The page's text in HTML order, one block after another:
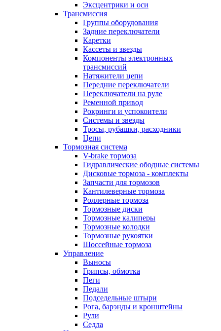
Эксцентрики и оси
Трансмиссия
Группы оборудования
Задние переключатели
Каретки
Кассеты и звезды
Компоненты электронных
трансмиссий
Натяжители цепи
Передние переключатели
Переключатели на руле
Ременной привод
Рокринги и успокоители
Системы и звезды
Тросы, рубашки, расходники
Цепи
Тормозная система
V-brake тормоза
Гидравлические ободные системы
Дисковые тормоза - комплекты
Запчасти для тормозов
Кантилеверные тормоза
Роллерные тормоза
Тормозные диски
Тормозные калиперы
Тормозные колодки
Тормозные рукоятки
Шоссейные тормоза
Управление
Выносы
Грипсы, обмотка
Пеги
Педали
Подседельные штыри
Рога, барэнды и кронштейны
Рули
Седла